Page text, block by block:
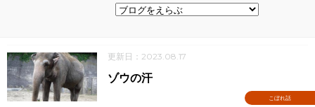
更新日：2023.08.17
こぼれ話
ゾウの汗